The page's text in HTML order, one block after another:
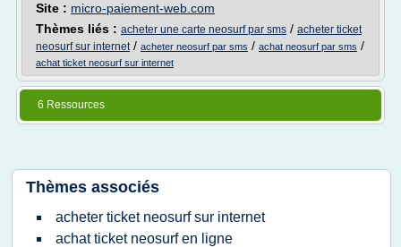
Site : micro-paiement-web.com
Thèmes liés : acheter une carte neosurf par sms / acheter ticket
neosurf sur internet/ acheter neosurf par sms / achat neosurf par sms /
achat ticket neosurf sur internet
6 Ressources
Thèmes associés
acheter ticket neosurf sur internet
achat ticket neosurf en ligne